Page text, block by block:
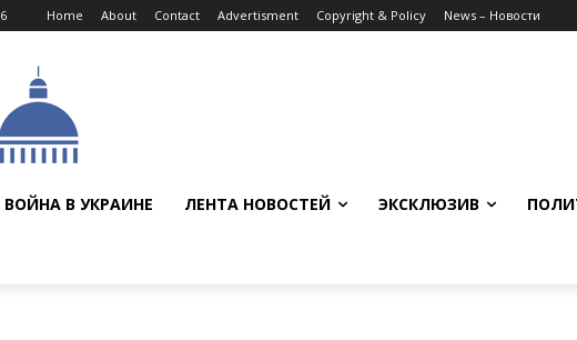
Home About Contact Advertisment Copyright & Policy News – Новости
ВОЙНА В УКРАИНЕ ЛЕНТА НОВОСТЕЙ ЭКСКЛЮЗИВ